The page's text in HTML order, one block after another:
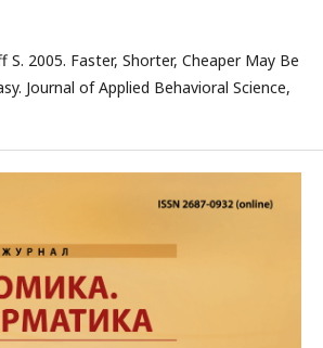
S. 2005. Faster, Shorter, Cheaper May Be
Journal of Applied Behavioral Science,